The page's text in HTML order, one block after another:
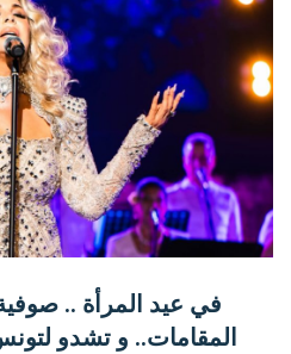
في عيد المرأة ..
المقامات.. و تشدو